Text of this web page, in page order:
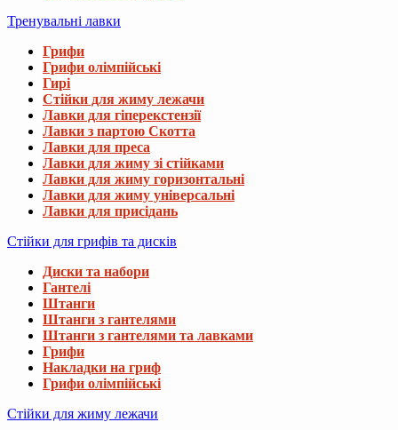
Тренувальні лавки
Грифи
Грифи олімпійські
Гирі
Стійки для жиму лежачи
Лавки для гіперекстензії
Лавки з партою Скотта
Лавки для преса
Лавки для жиму зі стійками
Лавки для жиму горизонтальні
Лавки для жиму універсальні
Лавки для присідань
Стійки для грифів та дисків
Диски та набори
Гантелі
Штанги
Штанги з гантелями
Штанги з гантелями та лавками
Грифи
Накладки на гриф
Грифи олімпійські
Стійки для жиму лежачи